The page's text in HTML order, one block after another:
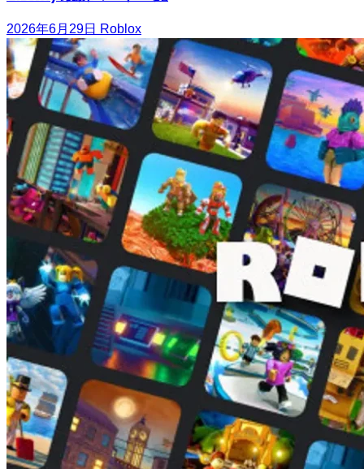
2026年6月29日 Roblox